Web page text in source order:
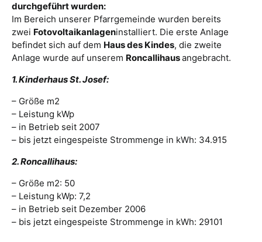
durchgeführt wurden:
Im Bereich unserer Pfarrgemeinde wurden bereits
zwei Fotovoltaikanlageninstalliert. Die erste Anlage
befindet sich auf dem Haus des Kindes, die zweite
Anlage wurde auf unserem Roncallihausangebracht.
1. Kinderhaus St. Josef:
– Größe m2
– Leistung kWp
– in Betrieb seit 2007
– bis jetzt eingespeiste Strommenge in kWh: 34.915
2. Roncallihaus:
– Größe m2: 50
– Leistung kWp: 7,2
– in Betrieb seit Dezember 2006
– bis jetzt eingespeiste Strommenge in kWh: 29101